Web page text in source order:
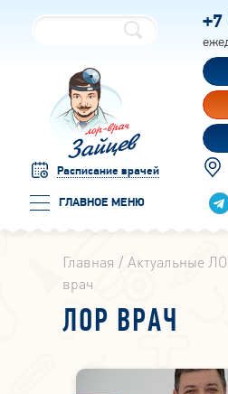
Расписание врачей
ГЛАВНОЕ МЕНЮ
+7
Главная Актуальные
врач
ЛОР ВРАЧ